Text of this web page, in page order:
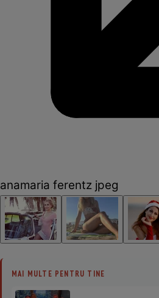
anamaria ferentz jpeg
MAI MULTE PENTRU TINE